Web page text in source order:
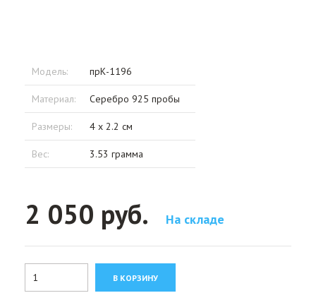
Модель: прК-1196
Материал: Серебро 925 пробы
Размеры: 4 x 2.2 см
Вес: 3.53 грамма
2 050 руб. На складе